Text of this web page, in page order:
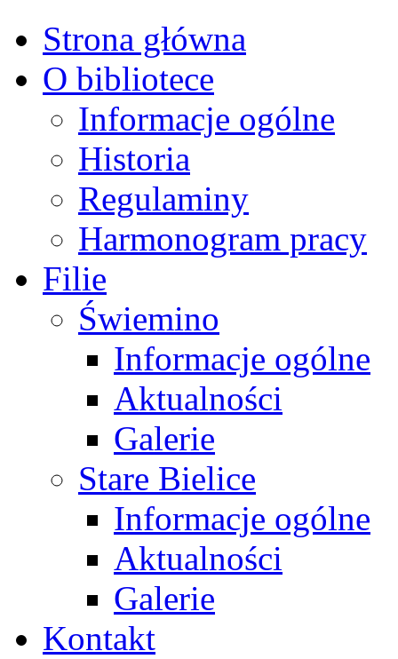
Strona główna
O bibliotece
Informacje ogólne
Historia
Regulaminy
Harmonogram pracy
Filie
Świemino
Informacje ogólne
Aktualności
Galerie
Stare Bielice
Informacje ogólne
Aktualności
Galerie
Kontakt